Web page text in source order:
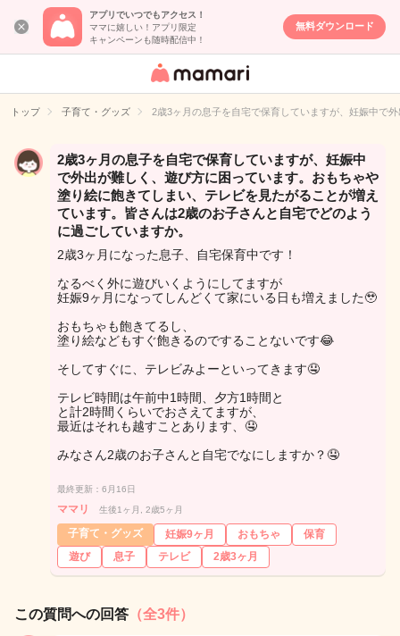
アプリでいつでもアクセス！
ママに嬉しい！アプリ限定
キャンペーンも随時配信中！
無料ダウンロード
女性専用匿名QA
イト
トップ 子育て・グッズ 2歳3ヶ月の息子を自宅で保育していますが、妊娠中で
2歳3ヶ月の息子を自宅で保育していますが、妊娠中
で外出が難しく、遊び方に困っています。おもちゃや
塗り絵に飽きてしまい、テレビを見たがることが増え
ています。皆さんは2歳のお子さんと自宅でどのよう
に過ごしていますか。
2歳3ヶ月になった息子、自宅保育中です！
なるべく外に遊びいくようにしてますが
妊娠9ヶ月になってしんどくて家にいる日も増えました🥹
おもちゃも飽きてるし、
塗り絵などもすぐ飽きるのですることないです😂
そしてすぐに、テレビみよーといってきます🤤
テレビ時間は午前中1時間、夕方1時間と
と計2時間くらいでおさえてますが、
最近はそれも越すことあります、🤤
みなさん2歳のお子さんと自宅でなにしますか？🤤
最終更新：6月16日
ママリ 生後1ヶ月, 2歳5ヶ月
子育て・グッズ 妊娠9ヶ月 おもちゃ
保育
遊び
息子 テレビ 2歳3ヶ月
この質問への回答 （全3件）